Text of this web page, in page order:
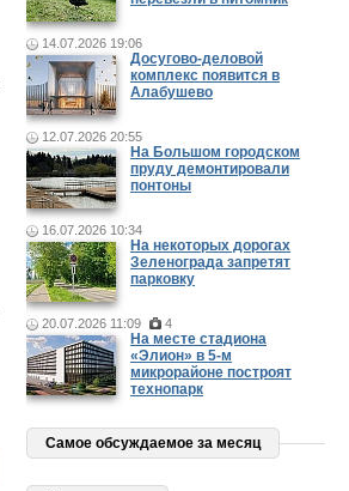
14.07.2026 19:06
Досугово-деловой
комплекс появится в
Алабушево
12.07.2026 20:55
На Большом городском
пруду демонтировали
понтоны
16.07.2026 10:34
На некоторых дорогах
Зеленограда запретят
парковку
20.07.2026 11:09 4
На месте стадиона
«Элион» в 5-м
микрорайоне построят
технопарк
Самое обсуждаемое за месяц